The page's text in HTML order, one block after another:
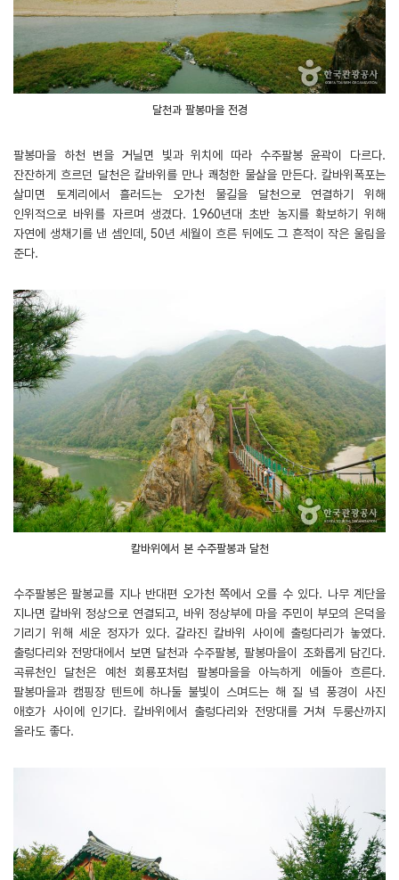
달천과 팔봉마을 전경
팔봉마을 하천 변을 거닐면 빛과 위치에 따라 수주팔봉 윤곽이 다르다.
잔잔하게 흐르던 달천은 칼바위를 만나 쾌청한 물살을 만든다. 칼바위폭포는
살미면 토계리에서 흘러드는 오가천 물길을 달천으로 연결하기 위해
인위적으로 바위를 자르며 생겼다. 1960년대 초반 농지를 확보하기 위해
자연에 생채기를 낸 셈인데, 50년 세월이 흐른 뒤에도 그 흔적이 작은 울림을
준다.
칼바위에서 본 수주팔봉과 달천
수주팔봉은 팔봉교를 지나 반대편 오가천 쪽에서 오를 수 있다. 나무 계단을
지나면 칼바위 정상으로 연결되고, 바위 정상부에 마을 주민이 부모의 은덕을
기리기 위해 세운 정자가 있다. 갈라진 칼바위 사이에 출렁다리가 놓였다.
출렁다리와 전망대에서 보면 달천과 수주팔봉, 팔봉마을이 조화롭게 담긴다.
곡류천인 달천은 예천 회룡포처럼 팔봉마을을 아늑하게 에돌아 흐른다.
팔봉마을과 캠핑장 텐트에 하나둘 불빛이 스며드는 해 질 녘 풍경이 사진
애호가 사이에 인기다. 칼바위에서 출렁다리와 전망대를 거쳐 두룽산까지
올라도 좋다.